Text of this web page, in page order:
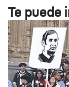
Te puede